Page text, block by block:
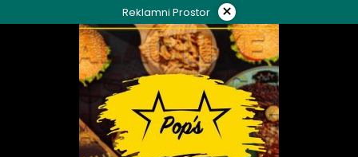
to
Reklamni Prostor ×